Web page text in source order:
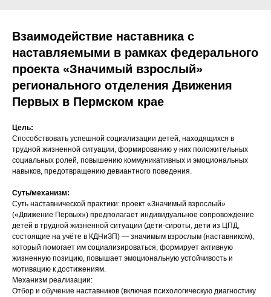
Взаимодействие наставника с
наставляемыми в рамках федерального
проекта «Значимый взрослый»
регионального отделения Движения
Первых в Пермском крае
Цель:
Способствовать успешной социализации детей, находящихся в
трудной жизненной ситуации, формированию у них положительных
социальных ролей, повышению коммуникативных и эмоциональных
навыков, предотвращению девиантного поведения.
Суть/механизм:
Суть наставнической практики: проект «Значимый взрослый»
(«Движение Первых») предполагает индивидуальное сопровождение
детей в трудной жизненной ситуации (дети-сироты, дети из ЦПД,
состоящие на учёте в КДНиЗП) — значимым взрослым (наставником),
который помогает им социализироваться, формирует активную
жизненную позицию, повышает эмоциональную устойчивость и
мотивацию к достижениям.
Механизм реализации:
Отбор и обучение наставников (включая психологическую диагностику